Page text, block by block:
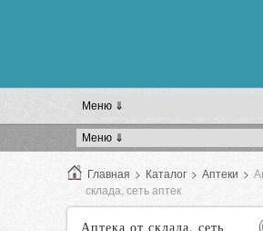
Главная > Каталог > Аптеки >
склада, сеть аптек
Аптека от склада, сеть